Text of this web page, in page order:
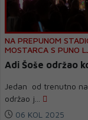
NA PREPUNOM
MOSTARCA S PUNO
Adi Šoše održao
Jedan od trenutno
održao j...
06 KOL 2025